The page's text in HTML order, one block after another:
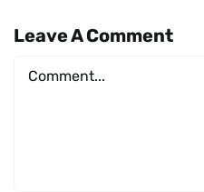
Leave A Comment
Comment